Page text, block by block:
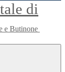
di
e Butinone